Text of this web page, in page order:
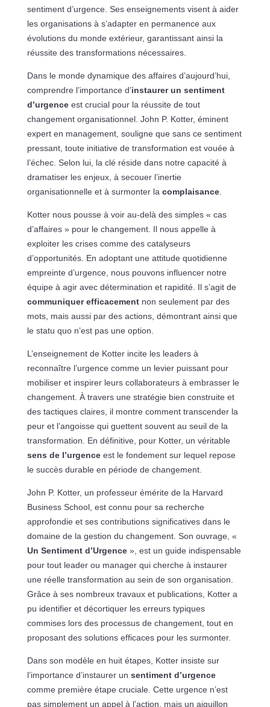
sentiment d’urgence. Ses enseignements visent à aider
les organisations à s’adapter en permanence aux
évolutions du monde extérieur, garantissant ainsi la
réussite des transformations nécessaires.
Dans le monde dynamique des affaires d’aujourd’hui,
comprendre l’importance d’instaurer un sentiment
d’urgenceest crucial pour la réussite de tout
changement organisationnel. John P. Kotter, éminent
expert en management, souligne que sans ce sentiment
pressant, toute initiative de transformation est vouée à
l’échec. Selon lui, la clé réside dans notre capacité à
dramatiser les enjeux, à secouer l’inertie
organisationnelle et à surmonter la complaisance.
Kotter nous pousse à voir au-delà des simples « cas
d’affaires » pour le changement. Il nous appelle à
exploiter les crises comme des catalyseurs
d’opportunités. En adoptant une attitude quotidienne
empreinte d’urgence, nous pouvons influencer notre
équipe à agir avec détermination et rapidité. Il s’agit de
communiquer efficacementnon seulement par des
mots, mais aussi par des actions, démontrant ainsi que
le statu quo n’est pas une option.
L’enseignement de Kotter incite les leaders à
reconnaître l’urgence comme un levier puissant pour
mobiliser et inspirer leurs collaborateurs à embrasser le
changement. À travers une stratégie bien construite et
des tactiques claires, il montre comment transcender la
peur et l’angoisse qui guettent souvent au seuil de la
transformation. En définitive, pour Kotter, un véritable
sens de l’urgenceest le fondement sur lequel repose
le succès durable en période de changement.
John P. Kotter, un professeur émérite de la Harvard
Business School, est connu pour sa recherche
approfondie et ses contributions significatives dans le
domaine de la gestion du changement. Son ouvrage, «
Un Sentiment d’Urgence», est un guide indispensable
pour tout leader ou manager qui cherche à instaurer
une réelle transformation au sein de son organisation.
Grâce à ses nombreux travaux et publications, Kotter a
pu identifier et décortiquer les erreurs typiques
commises lors des processus de changement, tout en
proposant des solutions efficaces pour les surmonter.
Dans son modèle en huit étapes, Kotter insiste sur
l’importance d’instaurer un sentiment d’urgence
comme première étape cruciale. Cette urgence n’est
pas simplement un appel à l’action, mais un aiguillon